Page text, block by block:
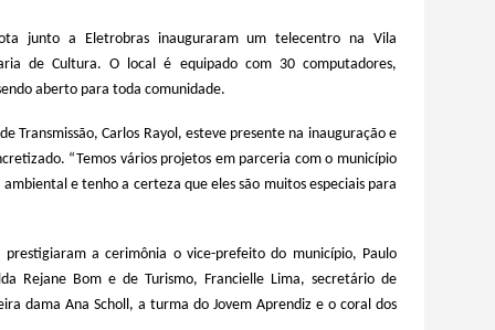
junto a Eletrobras inauguraram um telecentro na Vila
de Cultura. O local é equipado com 30 computadores,
aberto para toda comunidade.
Transmissão, Carlos Rayol, esteve presente na inauguração e
“Temos vários projetos em parceria com o município
e tenho a certeza que eles são muitos especiais para
prestigiaram a cerimônia ovice-prefeito do município, Paulo
Rejane Bom e de Turismo, Francielle Lima, secretário de
dama Ana Scholl, a turma do Jovem Aprendiz e o coral dos